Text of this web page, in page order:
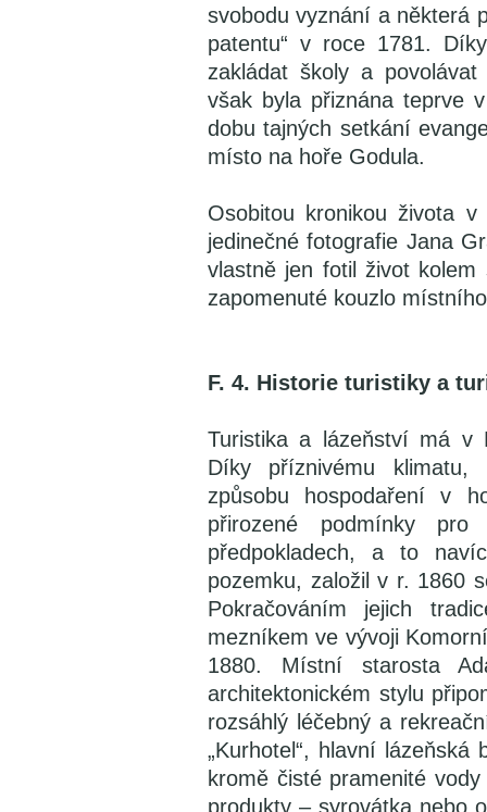
svobodu vyznání a některá
patentu“ v roce 1781.
zakládat školy a
však byla přiznána teprve
dobu tajných setkání
místo na hoře Godula.
Osobitou kronikou života
jedinečné fotografie Jana
vlastně jen fotil život
zapomenuté kouzlo
F. 4. Historie turistiky a
Turistika a lázeňství má v
Díky příznivému klimatu,
způsobu hospodaření v
přirozené podmínky
předpokladech, a to
pozemku, založil v r. 1860
Pokračováním jejich
mezníkem ve vývoji
1880. Místní starosta
architektonickém stylu
rozsáhlý léčebný a
„Kurhotel“, hlavní
kromě čisté pramenité
produkty – syrovátka nebo